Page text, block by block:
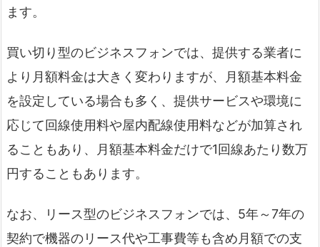
ます。
買い切り型のビジネスフォンでは、提供する業者に
より月額料金は大きく変わりますが、月額基本料金
を設定している場合も多く、提供サービスや環境に
応じて回線使用料や屋内配線使用料などが加算され
ることもあり、月額基本料金だけで1回線あたり数万
円することもあります。
なお、リース型のビジネスフォンでは、5年～7年の
契約で機器のリース代や工事費等も含め月額での支